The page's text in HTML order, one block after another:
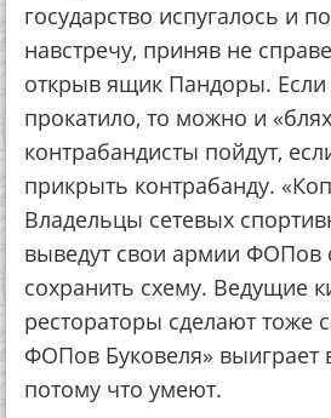
государство испугалось и
навстречу, приняв не
открыв ящик Пандоры. Если
прокатило, то можно и
контрабандисты пойдут,
прикрыть контрабанду.
Владельцы сетевых
выведут свои армии ФОПов
сохранить схему. Ведущие
рестораторы сделают тоже
ФОПов Буковеля» выиграет
потому что умеют.